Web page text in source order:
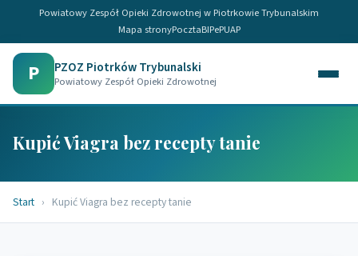
Powiatowy Zespół Opieki Zdrowotnej w Piotrkowie Trybunalskim
Mapa stronyPocztaBIPePUAP
P PZOZ Piotrków Trybunalski
Powiatowy Zespół Opieki Zdrowotnej
Kupić Viagra bez recepty tanie
Start › Kupić Viagra bez recepty tanie